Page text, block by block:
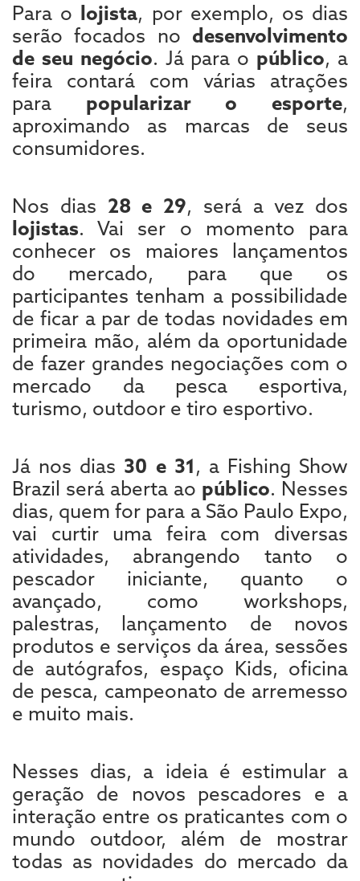
Para o lojista, por exemplo, os dias
serão focados no desenvolvimento
de seu negócio. Já para o público, a
feira contará com várias atrações
para popularizar o esporte,
aproximando as marcas de seus
consumidores.
Nos dias 28 e 29, será a vez dos
lojistas. Vai ser o momento para
conhecer os maiores lançamentos
do mercado, para que os
participantes tenham a possibilidade
de ficar a par de todas novidades em
primeira mão, além da oportunidade
de fazer grandes negociações com o
mercado da pesca esportiva,
turismo, outdoor e tiro esportivo.
Já nos dias 30 e 31, a Fishing Show
Brazil será aberta ao público. Nesses
dias, quem for para a São Paulo Expo,
vai curtir uma feira com diversas
atividades, abrangendo tanto o
pescador iniciante, quanto o
avançado, como workshops,
palestras, lançamento de novos
produtos e serviços da área, sessões
de autógrafos, espaço Kids, oficina
de pesca, campeonato de arremesso
e muito mais.
Nesses dias, a ideia é estimular a
geração de novos pescadores e a
interação entre os praticantes com o
mundo outdoor, além de mostrar
todas as novidades do mercado da